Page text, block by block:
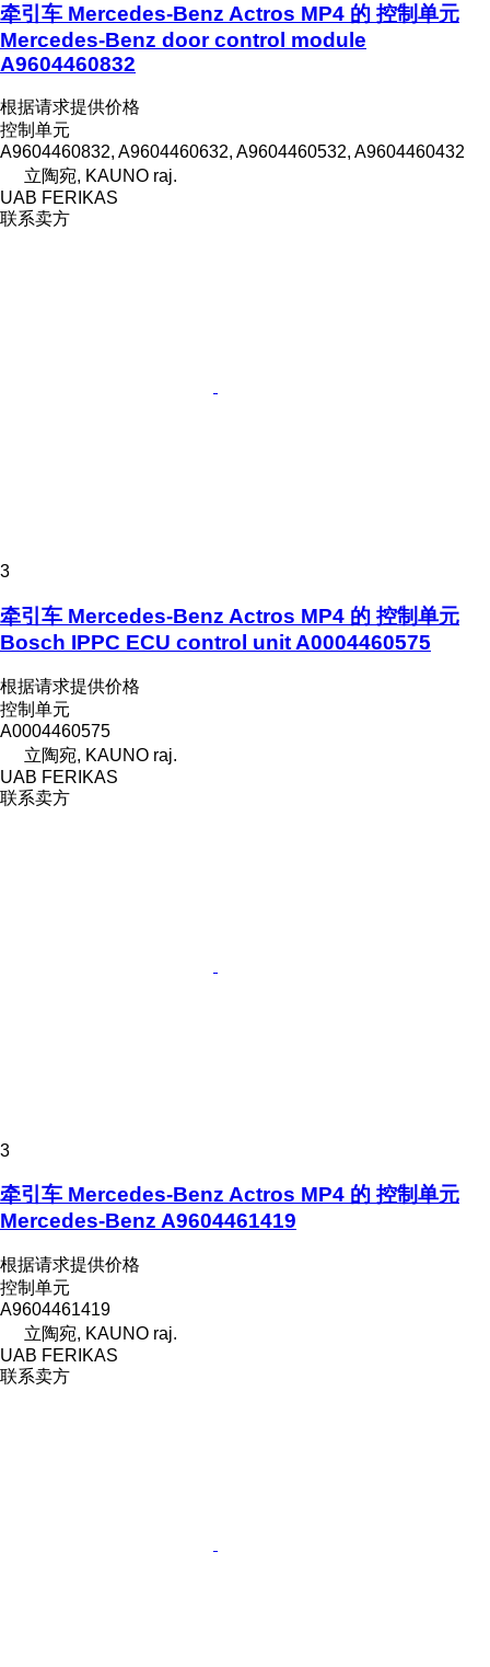
牵引车 Mercedes-Benz Actros MP4 的 控制单元
Mercedes-Benz door control module
A9604460832
根据请求提供价格
控制单元
A9604460832, A9604460632, A9604460532, A9604460432
立陶宛, KAUNO raj.
UAB FERIKAS
联系卖方
3
牵引车 Mercedes-Benz Actros MP4 的 控制单元
Bosch IPPC ECU control unit A0004460575
根据请求提供价格
控制单元
A0004460575
立陶宛, KAUNO raj.
UAB FERIKAS
联系卖方
3
牵引车 Mercedes-Benz Actros MP4 的 控制单元
Mercedes-Benz A9604461419
根据请求提供价格
控制单元
A9604461419
立陶宛, KAUNO raj.
UAB FERIKAS
联系卖方